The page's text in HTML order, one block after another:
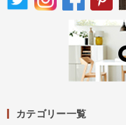
カテゴリー一覧